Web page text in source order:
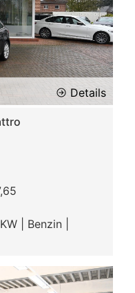
Details
| Benzin |